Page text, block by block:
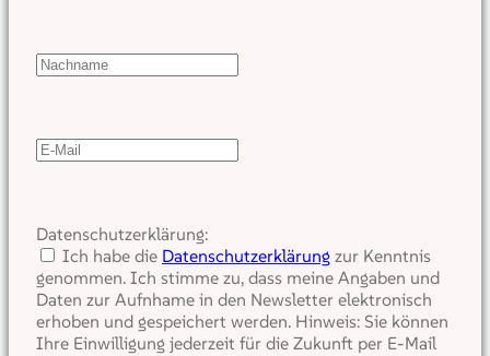
Datenschutzerklärung:
Ich habe die Datenschutzerklärung zur Kenntnis
genommen. Ich stimme zu, dass meine Angaben und
Daten zur Aufnhame in den Newsletter elektronisch
erhoben und gespeichert werden. Hinweis: Sie können
Ihre Einwilligung jederzeit für die Zukunft per E-Mail